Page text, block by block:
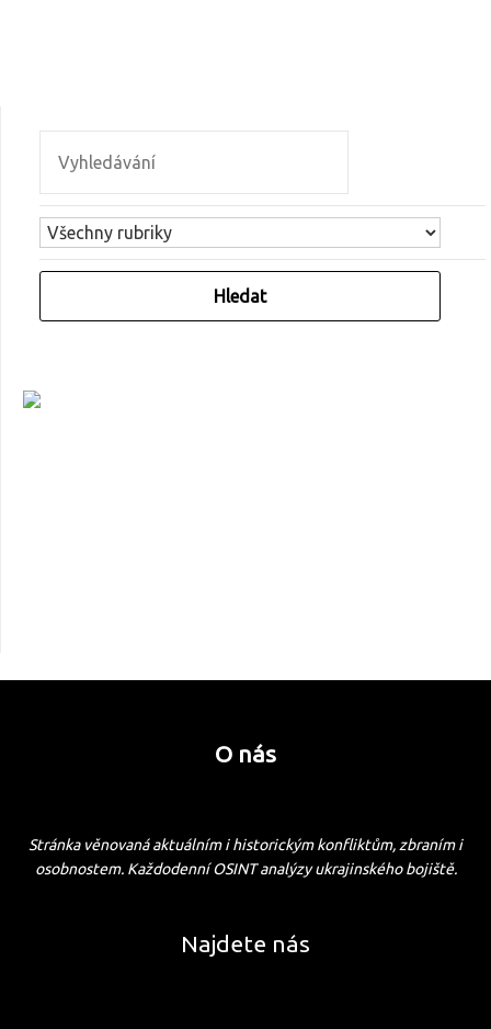
O nás
Stránka věnovaná aktuálním i historickým konfliktům, zbraním i
osobnostem. Každodenní OSINT analýzy ukrajinského bojiště.
Najdete nás